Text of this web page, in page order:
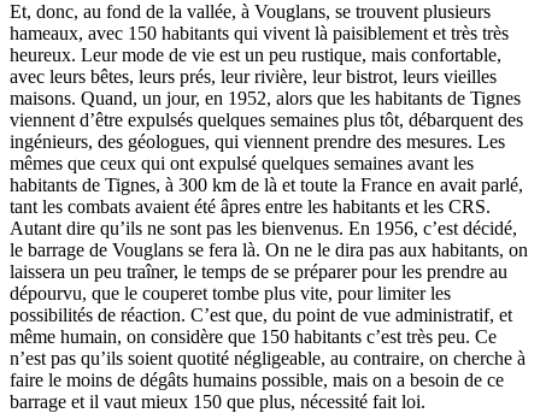
Et, donc, au fond de la vallée, à Vouglans, se trouvent plusieurs
hameaux, avec 150 habitants qui vivent là paisiblement et très très
heureux. Leur mode de vie est un peu rustique, mais confortable,
avec leurs bêtes, leurs prés, leur rivière, leur bistrot, leurs vieilles
maisons. Quand, un jour, en 1952, alors que les habitants de Tignes
viennent d’être expulsés quelques semaines plus tôt, débarquent des
ingénieurs, des géologues, qui viennent prendre des mesures. Les
mêmes que ceux qui ont expulsé quelques semaines avant les
habitants de Tignes, à 300 km de là et toute la France en avait parlé,
tant les combats avaient été âpres entre les habitants et les CRS.
Autant dire qu’ils ne sont pas les bienvenus. En 1956, c’est décidé,
le barrage de Vouglans se fera là. On ne le dira pas aux habitants, on
laissera un peu traîner, le temps de se préparer pour les prendre au
dépourvu, que le couperet tombe plus vite, pour limiter les
possibilités de réaction. C’est que, du point de vue administratif, et
même humain, on considère que 150 habitants c’est très peu. Ce
n’est pas qu’ils soient quotité négligeable, au contraire, on cherche à
faire le moins de dégâts humains possible, mais on a besoin de ce
barrage et il vaut mieux 150 que plus, nécessité fait loi.